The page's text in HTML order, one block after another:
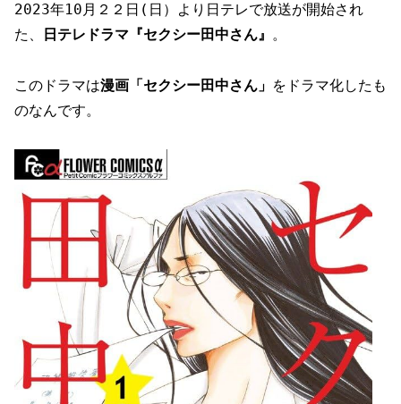
2023年10月２２日(日）より日テレで放送が開始され
た、
日テレドラマ『セクシー田中さん』 。
このドラマは漫画「セクシー田中さん」 をドラマ化したも
のなんです。